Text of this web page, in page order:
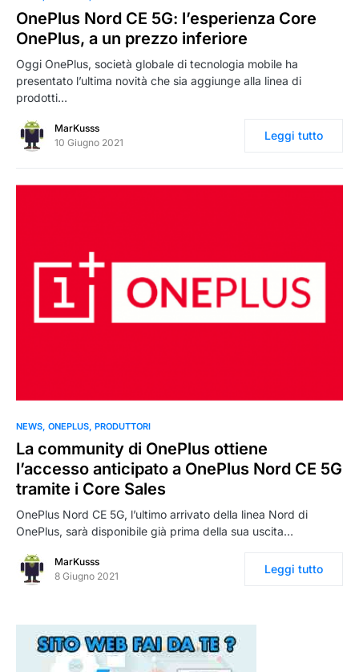
OnePlus Nord CE 5G: l’esperienza Core
OnePlus, a un prezzo inferiore
Oggi OnePlus, società globale di tecnologia mobile ha
presentato l’ultima novità che sia aggiunge alla linea di
prodotti…
MarKusss
10 Giugno 2021
Leggi tutto
0
NEWS ONEPLUS PRODUTTORI
La community di OnePlus ottiene
l’accesso anticipato a OnePlus Nord CE 5G
tramite i Core Sales
OnePlus Nord CE 5G, l’ultimo arrivato della linea Nord di
OnePlus, sarà disponibile già prima della sua uscita…
MarKusss
8 Giugno 2021
Leggi tutto